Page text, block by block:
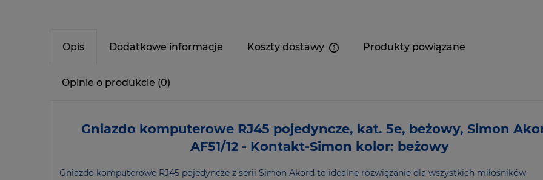
Opis Dodatkowe informacje Koszty dostawy Produkty powiązane
Opinie o produkcie (0)
Gniazdo komputerowe RJ45 pojedyncze, kat. 5e, beżowy, Simon
AF51/12 - Kontakt-Simon kolor: beżowy
Gniazdo komputerowe RJ45 pojedyncze z serii Simon Akord to idealne rozwiązanie dla wszystkich miłośników